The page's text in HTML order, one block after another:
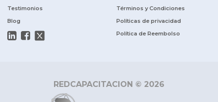
Testimonios
Blog
Términos y Condiciones
Políticas de privacidad
Política de Reembolso
REDCAPACITACION © 2026